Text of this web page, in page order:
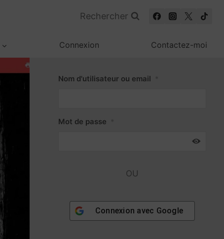
Rechercher
Connexion Contactez-moi
Nom d'utilisateur ou email
Mot de passe
OU
Connexion avec Google